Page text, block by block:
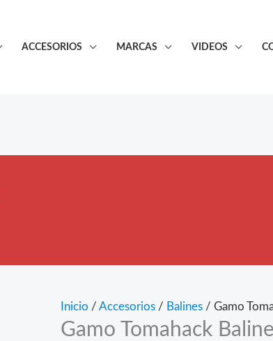
ACCESORIOS MARCAS VIDEOS
Inicio / Accesorios / Balines / Gamo
Gamo Tomahack